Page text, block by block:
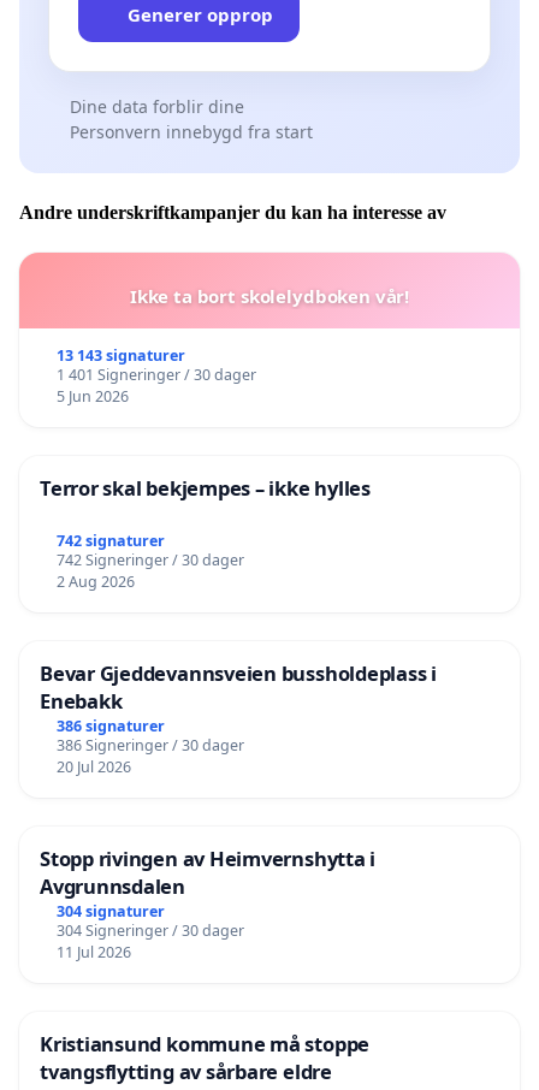
Generer opprop
Dine data forblir dine
Personvern innebygd fra start
Andre underskriftkampanjer du kan ha interesse av
Ikke ta bort skolelydboken vår!
13 143 signaturer
1 401 Signeringer / 30 dager
5 Jun 2026
Terror skal bekjempes – ikke hylles
742 signaturer
742 Signeringer / 30 dager
2 Aug 2026
Bevar Gjeddevannsveien bussholdeplass i
Enebakk
386 signaturer
386 Signeringer / 30 dager
20 Jul 2026
Stopp rivingen av Heimvernshytta i
Avgrunnsdalen
304 signaturer
304 Signeringer / 30 dager
11 Jul 2026
Kristiansund kommune må stoppe
tvangsflytting av sårbare eldre